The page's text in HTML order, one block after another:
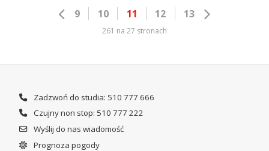
9 10 11 12 13
261 na 27 stronach
Zadzwoń do studia: 510 777 666
Czujny non stop: 510 777 222
Wyślij do nas wiadomość
Prognoza pogody